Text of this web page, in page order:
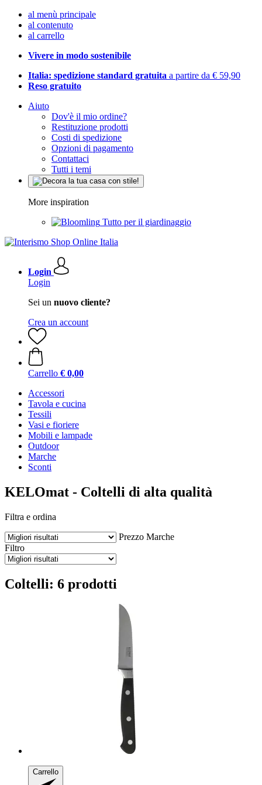
al menù principale
al contenuto
al carrello
Vivere in modo sostenibile
Italia: spedizione standard gratuita a partire da € 59,90
Reso gratuito
Aiuto
Dov'è il mio ordine?
Restituzione prodotti
Costi di spedizione
Opzioni di pagamento
Contattaci
Tutti i temi
More inspiration
Tutto per il giardinaggio
Login
Login
Sei un nuovo cliente?
Crea un account
Carrello € 0,00
Accessori
Tavola e cucina
Tessili
Vasi e fioriere
Mobili e lampade
Outdoor
Marche
Sconti
KELOmat - Coltelli di alta qualità
Filtra e ordina
Prezzo Marche
Filtro
Coltelli: 6 prodotti
Carrello